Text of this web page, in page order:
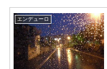
エンデューロ